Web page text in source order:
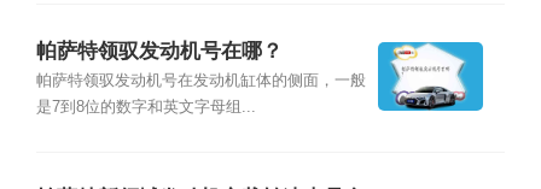
帕萨特领驭发动机号在哪？
帕萨特领驭发动机号在发动机缸体的侧面，一般
是7到8位的数字和英文字母组...